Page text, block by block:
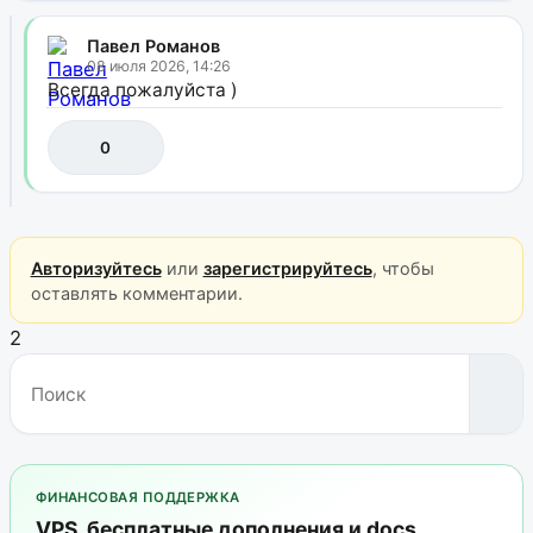
Павел Романов
08 июля 2026, 14:26
Всегда пожалуйста )
0
Авторизуйтесьили зарегистрируйтесь, чтобы
оставлять комментарии.
2
ФИНАНСОВАЯ ПОДДЕРЖКА